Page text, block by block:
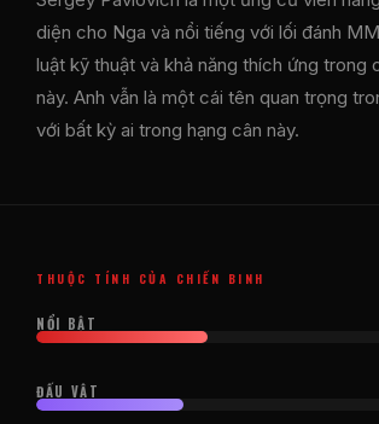
diện cho Nga và nổi tiếng với lối đánh
luật kỹ thuật và khả năng thích ứng trong
này. Anh vẫn là một cái tên quan trọng
với bất kỳ ai trong hạng cân này.
THUỘC TÍNH CỦA CHIẾN BINH
NỔI BẬT
ĐẤU VẬT